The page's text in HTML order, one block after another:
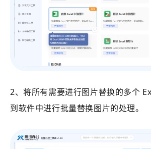
2、将所有需要进行图片替换的多个
到软件中进行批量替换图片的处理。